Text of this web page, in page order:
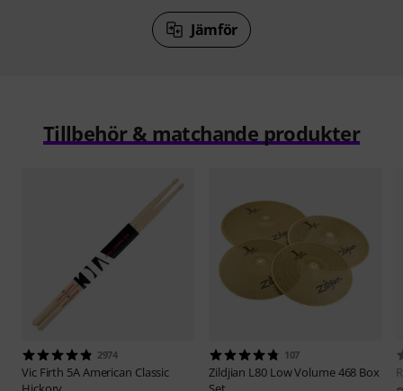
Jämför
Tillbehör & matchande produkter
2974
Vic Firth 5A American Classic
107
Zildjian L80 Low Volume 468 Box